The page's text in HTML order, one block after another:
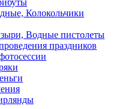
Колокольчики
Водные пистолеты
праздников